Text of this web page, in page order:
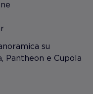
su
Pantheon e Cupola